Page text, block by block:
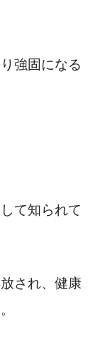
強固になる
て知られて
され、健康